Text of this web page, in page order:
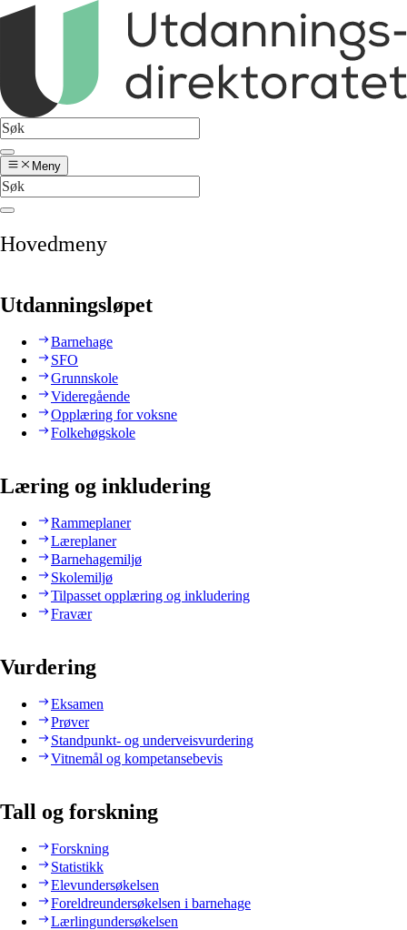
Meny
Hovedmeny
Utdanningsløpet
Barnehage
SFO
Grunnskole
Videregående
Opplæring for voksne
Folkehøgskole
Læring og inkludering
Rammeplaner
Læreplaner
Barnehagemiljø
Skolemiljø
Tilpasset opplæring og inkludering
Fravær
Vurdering
Eksamen
Prøver
Standpunkt- og underveisvurdering
Vitnemål og kompetansebevis
Tall og forskning
Forskning
Statistikk
Elevundersøkelsen
Foreldreundersøkelsen i barnehage
Lærlingundersøkelsen